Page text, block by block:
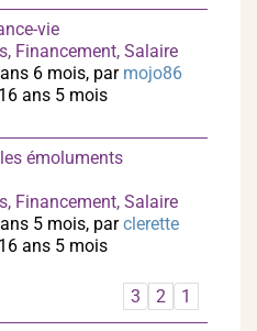
vie
Financement, Salaire
6 mois, par mojo86
ans 5 mois
émoluments
Financement, Salaire
5 mois, parclerette
ans 5 mois
1
2
3